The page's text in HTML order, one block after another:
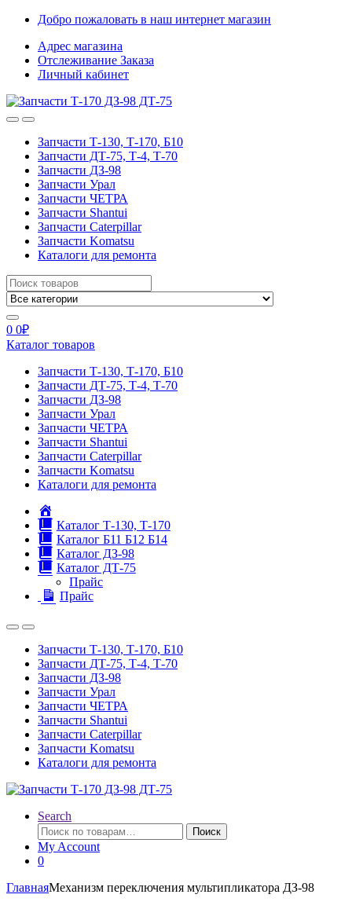
Skip
navigation
Skip
content
Добро пожаловать в наш интернет магазин
Адрес магазина
Отслеживание Заказа
Личный кабинет
Запчасти Т-130, Т-170, Б10
Запчасти ДТ-75, Т-4, Т-70
Запчасти ДЗ-98
Запчасти Урал
Запчасти ЧЕТРА
Запчасти Shantui
Запчасти Caterpillar
Запчасти Komatsu
Каталоги для ремонта
Search
for:
0 0₽
Каталог товаров
Запчасти Т-130, Т-170, Б10
Запчасти ДТ-75, Т-4, Т-70
Запчасти ДЗ-98
Запчасти Урал
Запчасти ЧЕТРА
Запчасти Shantui
Запчасти Caterpillar
Запчасти Komatsu
Каталоги для ремонта
Каталог Т-130, Т-170
Каталог Б11 Б12 Б14
Каталог ДЗ-98
Каталог ДТ-75
Прайс
Прайс
Запчасти Т-130, Т-170, Б10
Запчасти ДТ-75, Т-4, Т-70
Запчасти ДЗ-98
Запчасти Урал
Запчасти ЧЕТРА
Запчасти Shantui
Запчасти Caterpillar
Запчасти Komatsu
Каталоги для ремонта
Search
Искать:
Поиск
My Account
0
ГлавнаяМеханизм переключения мультипликатора ДЗ-98